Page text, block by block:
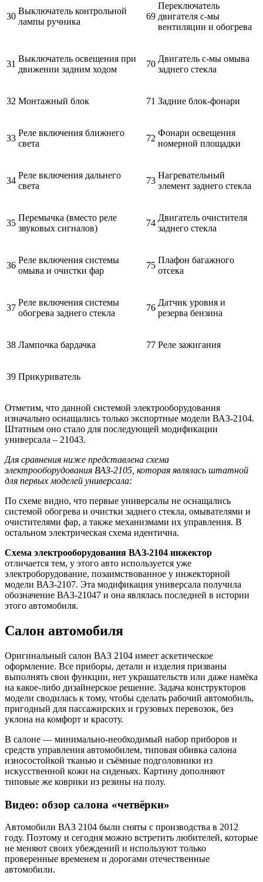
30
Выключатель контрольной
лампы ручника
69
Переключатель
двигателя с-мы
вентиляции и обогрева
31
Выключатель освещения при
движении задним ходом
70
Двигатель с-мы омыва
заднего стекла
32 Монтажный блок 71 Задние блок-фонари
33
Реле включения ближнего
света
72
Фонари освещения
номерной площадки
34
Реле включения дальнего
света
73
Нагревательный
элемент заднего стекла
35
Перемычка (вместо реле
звуковых сигналов)
74
Двигатель очистителя
заднего стекла
36
Реле включения системы
омыва и очистки фар
75
Плафон багажного
отсека
37
Реле включения системы
обогрева заднего стекла
76
Датчик уровня и
резерва бензина
38 Лампочка бардачка 77 Реле зажигания
39 Прикуриватель
Отметим, что данной системой электрооборудования
изначально оснащались только экспортные модели ВАЗ-2104.
Штатным оно стало для последующей модификации
универсала – 21043.
Для сравнения ниже представлена схема
электрооборудования ВАЗ-2105, которая являлась штатной
для первых моделей универсала:
По схеме видно, что первые универсалы не оснащались
системой обогрева и очистки заднего стекла, омывателями и
очистителями фар, а также механизмами их управления. В
остальном электрическая схема идентична.
Схема электрооборудования ВАЗ-2104 инжектор
отличается тем, у этого авто используется уже
электроборудование, позаимствованное у инжекторной
модели ВАЗ-2107. Эта модификация универсала получила
обозначение ВАЗ-21047 и она являлась последней в истории
этого автомобиля.
Салон автомобиля
Оригинальный салон ВАЗ 2104 имеет аскетическое
оформление. Все приборы, детали и изделия призваны
выполнять свои функции, нет украшательств или даже намёка
на какое-либо дизайнерское решение. Задача конструкторов
модели сводилась к тому, чтобы сделать рабочий автомобиль,
пригодный для пассажирских и грузовых перевозок, без
уклона на комфорт и красоту.
В салоне — минимально-необходимый набор приборов и
средств управления автомобилем, типовая обивка салона
износостойкой тканью и съёмные подголовники из
искусственной кожи на сиденьях. Картину дополняют
типовые же коврики из резины на полу.
Видео: обзор салона «четвёрки»
Автомобили ВАЗ 2104 были сняты с производства в 2012
году. Поэтому и сегодня можно встретить любителей, которые
не меняют своих убеждений и используют только
проверенные временем и дорогами отечественные
автомобили.